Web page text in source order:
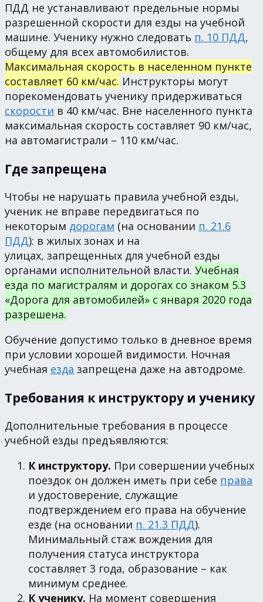
ПДД не устанавливают предельные нормы
разрешенной скорости для езды на учебной
машине. Ученику нужно следовать п. 10 ПДД,
общему для всех автомобилистов.
Максимальная скорость в населенном пункте
составляет 60 км/час. Инструкторы могут
порекомендовать ученику придерживаться
скорости в 40 км/час. Вне населенного пункта
максимальная скорость составляет 90 км/час,
на автомагистрали – 110 км/час.
Где запрещена
Чтобы не нарушать правила учебной езды,
ученик не вправе передвигаться по
некоторым дорогам (на основании п. 21.6
ПДД): в жилых зонах и на
улицах, запрещенных для учебной езды
органами исполнительной власти. Учебная
езда по магистралям и дорогах со знаком 5.3
«Дорога для автомобилей» с января 2020 года
разрешена.
Обучение допустимо только в дневное время
при условии хорошей видимости. Ночная
учебная езда запрещена даже на автодроме.
Требования к инструктору и ученику
Дополнительные требования в процессе
учебной езды предъявляются:
К инструктору. При совершении учебных
поездок он должен иметь при себе права
и удостоверение, служащие
подтверждением его права на обучение
езде (на основании п. 21.3 ПДД).
Минимальный стаж вождения для
получения статуса инструктора
составляет 3 года, образование – как
минимум среднее.
К ученику. На момент совершения